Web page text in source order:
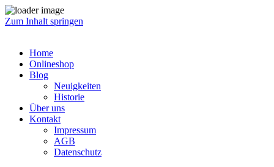
Zum Inhalt springen
Home
Onlineshop
Blog
Neuigkeiten
Historie
Über uns
Kontakt
Impressum
AGB
Datenschutz